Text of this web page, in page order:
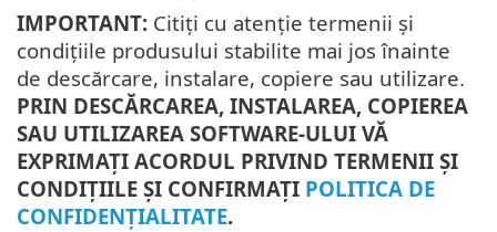
IMPORTANT: Citiți cu atenție termenii și
condițiile produsului stabilite mai jos înainte
de descărcare, instalare, copiere sau utilizare.
PRIN DESCĂRCAREA, INSTALAREA, COPIEREA
SAU UTILIZAREA SOFTWARE-ULUI VĂ
EXPRIMAȚI ACORDUL PRIVIND TERMENII ȘI
CONDIȚIILE ȘI CONFIRMAȚI POLITICA DE
CONFIDENȚIALITATE.